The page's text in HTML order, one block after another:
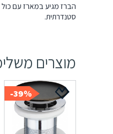
הברז מגיע במארז עם
סטנדרתית.
מוצרים
39%-